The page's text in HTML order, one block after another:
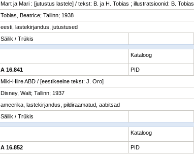
Mart ja Mari : [jutustus lastele] / tekst: B. ja H. Tobias ; illustratsioonid: B. Tobias
Tobias, Beatrice; Tallinn; 1938
eesti, lastekirjandus, jutustused
Säilik / Trükis
Kataloog
A 16.841 PID
Miki-Hiire ABD / [eestikeelne tekst: J. Oro]
Disney, Walt; Tallinn; 1937
ameerika, lastekirjandus, pildiraamatud, aabitsad
Säilik / Trükis
Kataloog
A 16.852 PID